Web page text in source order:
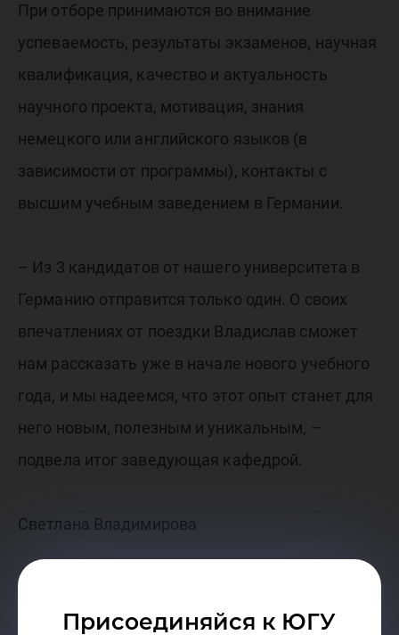
Присоединяйся к ЮГУ
При отборе принимаются во внимание
успеваемость, результаты экзаменов, научная
квалификация, качество и актуальность
научного проекта, мотивация, знания
немецкого или английского языков (в
зависимости от программы), контакты с
высшим учебным заведением в Германии.
– Из 3 кандидатов от нашего университета в
Германию отправится только один. О своих
впечатлениях от поездки Владислав сможет
нам рассказать уже в начале нового учебного
года, и мы надеемся, что этот опыт станет для
него новым, полезным и уникальным, –
подвела итог заведующая кафедрой.
Светлана Владимирова